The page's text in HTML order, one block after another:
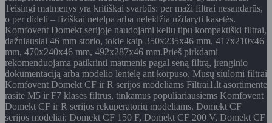
Teisingi matmenys yra kritiškai svarbūs: per maži filtrai nesandarūs,
o per dideli – fiziškai netelpa arba neleidžia uždaryti kasetės.
Komfovent Domekt serijoje naudojami kelių tipų kompaktiški filtrai,
dažniausiai 46 mm storio, tokie kaip 350x235x46 mm, 417x210x46
mm, 470x240x46 mm, 492x287x46 mm.Prieš pirkdami
rekomenduojama patikrinti matmenis pagal seną filtrą, įrenginio
dokumentaciją arba modelio lentelę ant korpuso. Mūsų siūlomi filtrai
Komfovent Domekt CF ir R serijos modeliams Filtrai1.lt asortimente
rasite M5 ir F7 klasės filtrus, tinkamus populiariausiems Komfovent
Domekt CF ir R serijos rekuperatorių modeliams. Domekt CF
serijos modeliai: Domekt CF 150 F, Domekt CF 200 V, Domekt CF